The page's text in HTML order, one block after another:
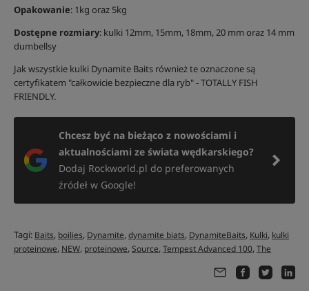
Opakowanie: 1kg oraz 5kg
Dostępne rozmiary: kulki 12mm, 15mm, 18mm, 20 mm oraz 14 mm
dumbellsy
Jak wszystkie kulki Dynamite Baits również te oznaczone są
certyfikatem "całkowicie bezpieczne dla ryb" - TOTALLY FISH
FRIENDLY.
Chcesz być na bieżąco z nowościami i
aktualnościami ze świata wędkarskiego?
Dodaj Rockworld.pl do preferowanych
źródeł w Google!
Tagi: Baits, boilies, Dynamite,dynamite biats, DynamiteBaits, Kulki, kulki
proteinowe, NEW, proteinowe,Source,Tempest Advanced 100,The